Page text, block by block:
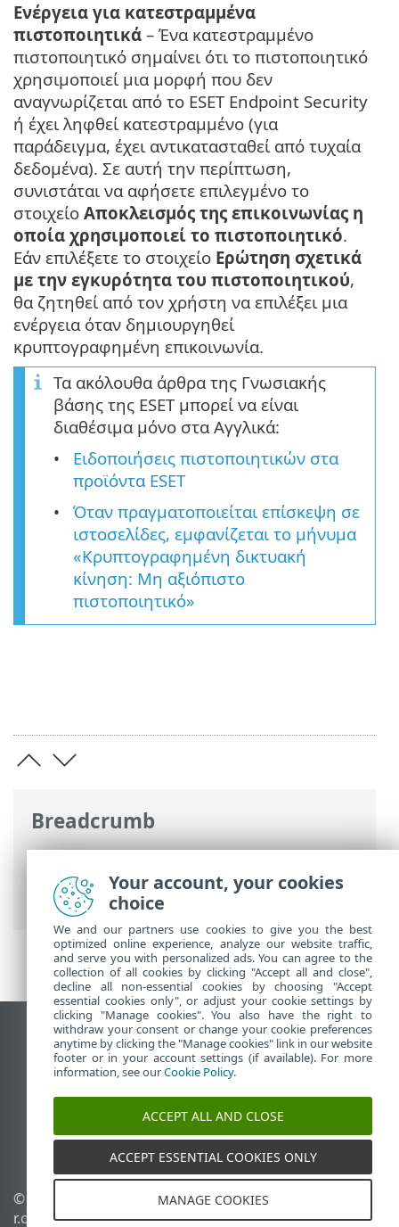
Breadcrumb
Ηλεκτρονική βοήθεια ESET>ESET
Endpoint Security>Ρυθμίσεις για
προχωρημένους> Προστασίες
Ενέργεια για κατεστραμμένα
πιστοποιητικά – Ένα κατεστραμμένο
πιστοποιητικό σημαίνει ότι το πιστοποιητικό
χρησιμοποιεί μια μορφή που δεν
αναγνωρίζεται από το ESET Endpoint Security
ή έχει ληφθεί κατεστραμμένο (για
παράδειγμα, έχει αντικατασταθεί από τυχαία
δεδομένα). Σε αυτή την περίπτωση,
συνιστάται να αφήσετε επιλεγμένο το
στοιχείο Αποκλεισμός της επικοινωνίας η
οποία χρησιμοποιεί το πιστοποιητικό.
Εάν επιλέξετε το στοιχείο Ερώτηση σχετικά
με την εγκυρότητα του πιστοποιητικού,
θα ζητηθεί από τον χρήστη να επιλέξει μια
ενέργεια όταν δημιουργηθεί
κρυπτογραφημένη επικοινωνία.
Τα ακόλουθα άρθρα της Γνωσιακής
βάσης της ESET μπορεί να είναι
διαθέσιμα μόνο στα Αγγλικά:
Ειδοποιήσεις πιστοποιητικών στα
προϊόντα ESET
Όταν πραγματοποιείται επίσκεψη σε
ιστοσελίδες, εμφανίζεται το μήνυμα
«Κρυπτογραφημένη δικτυακή
κίνηση: Μη αξιόπιστο
πιστοποιητικό»
Προβολή ιστότοπου επιφάνειας εργασίας
End of Life
Γνωσιακή βάση ESET
Ομάδα συζήτησης ESET
ESET Status Portal
Τοπική υποστήριξη
© 1992 - 2026 ESET, spol. s
r.o. - Με την επιφύλαξη
Διαχείριση cookies
Πολιτική cookie
Your account, your cookies
choice
We and our partners use cookies to give you the best
optimized online experience, analyze our website traffic,
and serve you with personalized ads. You can agree to the
collection of all cookies by clicking "Accept all and close",
decline all non-essential cookies by choosing "Accept
essential cookies only", or adjust your cookie settings by
clicking "Manage cookies". You also have the right to
withdraw your consent or change your cookie preferences
anytime by clicking the "Manage cookies" link in our website
footer or in your account settings (if available). For more
information, see ourCookie Policy.
ACCEPT ALL AND CLOSE
ACCEPT ESSENTIAL COOKIES ONLY
MANAGE COOKIES